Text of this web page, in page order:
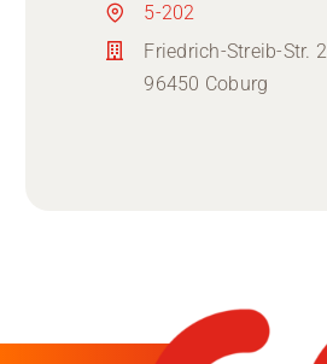
5-202
Friedrich-Streib-Str. 2
96450 Coburg